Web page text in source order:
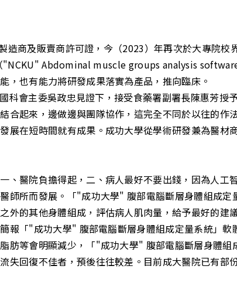
商及販賣商許可證，今（2023）年再次於大專院校
Abdominal muscle groups analysis
，也有能力將研發成果落實為產品，推向臨床。
科會主委吳政忠見證下，接受食藥署副署長陳惠芳授
合起來，邊做邊與團隊協作，這完全不同於以往的作
展在短時間就有成果。成功大學從學術研發兼為醫材
、醫院負擔得起，二、病人最好不要出錢，因為人工
師所而發展。「"成功大學" 腹部電腦斷層身體組成
外的其他身體組成，評估病人肌肉量，給予最好的建
報「"成功大學" 腹部電腦斷層身體組成定量系統」
肪等會明顯減少，「"成功大學" 腹部電腦斷層身體
失回復不佳者，預後往往較差。目前成大醫院已有部